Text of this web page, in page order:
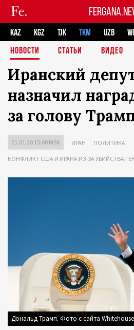
KAZ KGZ TJK TKM UZB
НОВОСТИ
СТАТЬИ ВИДЕО
Иранский
назначил
за голову
21.01.20 15:00 MSK ИРАН ПОЛИТИКА
КОНФЛИКТ США И ИРАНА ИЗ-ЗА УБИЙСТВА
Дональд Трамп. Фото с сайта